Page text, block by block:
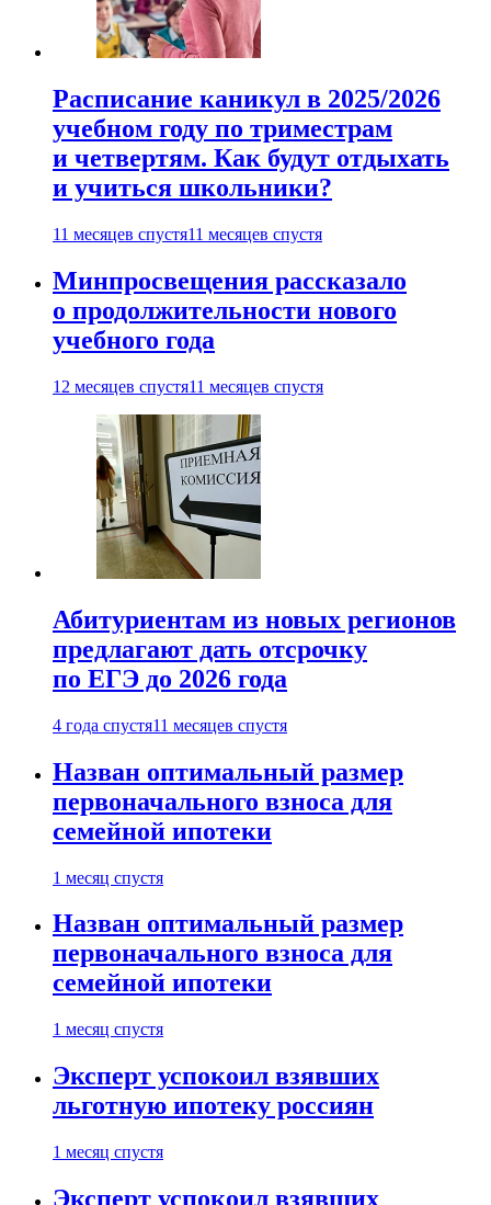
Расписание каникул в 2025/2026
учебном году по триместрам
и четвертям. Как будут отдыхать
и учиться школьники?
11 месяцев спустя11 месяцев спустя
Минпросвещения рассказало
о продолжительности нового
учебного года
12 месяцев спустя11 месяцев спустя
Абитуриентам из новых регионов
предлагают дать отсрочку
по ЕГЭ до 2026 года
4 года спустя11 месяцев спустя
Назван оптимальный размер
первоначального взноса для
семейной ипотеки
1 месяц спустя
Назван оптимальный размер
первоначального взноса для
семейной ипотеки
1 месяц спустя
Эксперт успокоил взявших
льготную ипотеку россиян
1 месяц спустя
Эксперт успокоил взявших